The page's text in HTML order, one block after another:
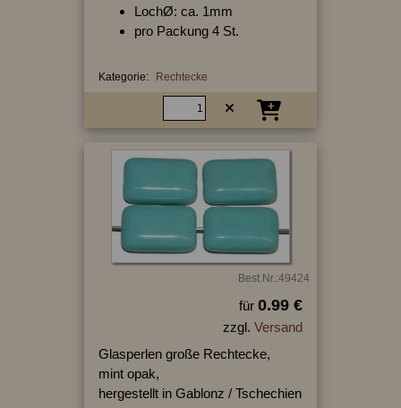
LochØ: ca. 1mm
pro Packung 4 St.
Kategorie: Rechtecke
Best.Nr.:49424
für 0.99 €
zzgl. Versand
Glasperlen große Rechtecke,
mint opak,
hergestellt in Gablonz / Tschechien